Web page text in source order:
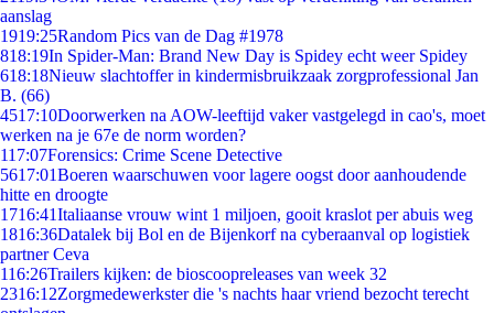
aanslag
1919:25Random Pics van de Dag #1978
818:19In Spider-Man: Brand New Day is Spidey echt weer Spidey
618:18Nieuw slachtoffer in kindermisbruikzaak zorgprofessional Jan
B. (66)
4517:10Doorwerken na AOW-leeftijd vaker vastgelegd in cao's, moet
werken na je 67e de norm worden?
117:07Forensics: Crime Scene Detective
5617:01Boeren waarschuwen voor lagere oogst door aanhoudende
hitte en droogte
1716:41Italiaanse vrouw wint 1 miljoen, gooit kraslot per abuis weg
1816:36Datalek bij Bol en de Bijenkorf na cyberaanval op logistiek
partner Ceva
116:26Trailers kijken: de bioscoopreleases van week 32
2316:12Zorgmedewerkster die 's nachts haar vriend bezocht terecht